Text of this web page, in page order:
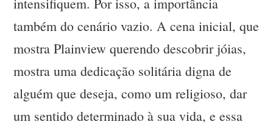
intensifiquem. Por isso, a importância
também do cenário vazio. A cena inicial, que
mostra Plainview querendo descobrir jóias,
mostra uma dedicação solitária digna de
alguém que deseja, como um religioso, dar
um sentido determinado à sua vida, e essa